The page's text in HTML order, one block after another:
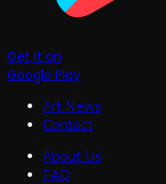
Get it on
Google Play
Art News
Contact
About Us
FAQ